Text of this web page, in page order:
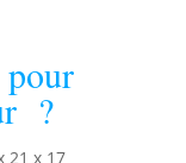
?
21 x 17